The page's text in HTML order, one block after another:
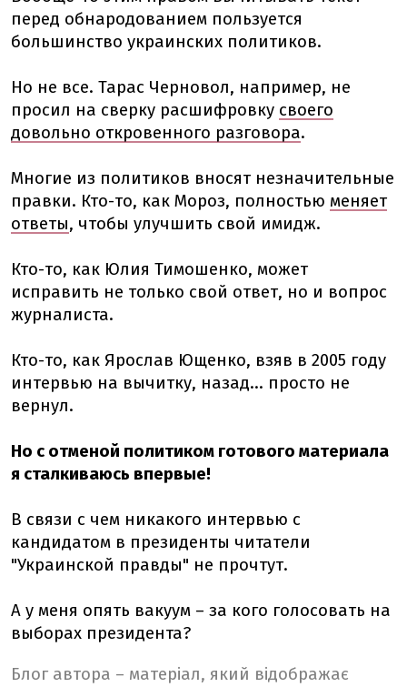
перед обнародованием пользуется
большинство украинских политиков.
Но не все. Тарас Черновол, например, не
просил на сверку расшифровку своего
довольно откровенного разговора.
Многие из политиков вносят незначительные
правки. Кто-то, как Мороз, полностью меняет
ответы, чтобы улучшить свой имидж.
Кто-то, как Юлия Тимошенко, может
исправить не только свой ответ, но и вопрос
журналиста.
Кто-то, как Ярослав Ющенко, взяв в 2005 году
интервью на вычитку, назад... просто не
вернул.
Но с отменой политиком готового материала
я сталкиваюсь впервые!
В связи с чем никакого интервью с
кандидатом в президенты читатели
"Украинской правды" не прочтут.
А у меня опять вакуум – за кого голосовать на
выборах президента?
Блог автора – матеріал, який відображає